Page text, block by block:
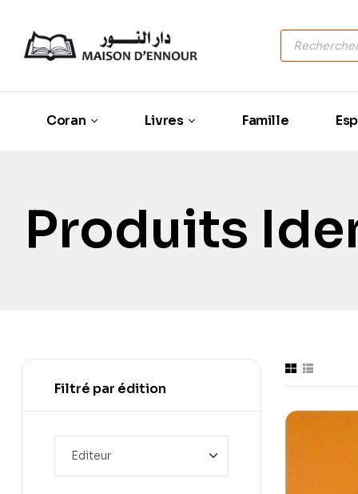
Coran Livres Famille
Produits
Filtré par édition